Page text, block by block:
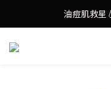
謝安琪愛
油痘肌救星
果凍噴